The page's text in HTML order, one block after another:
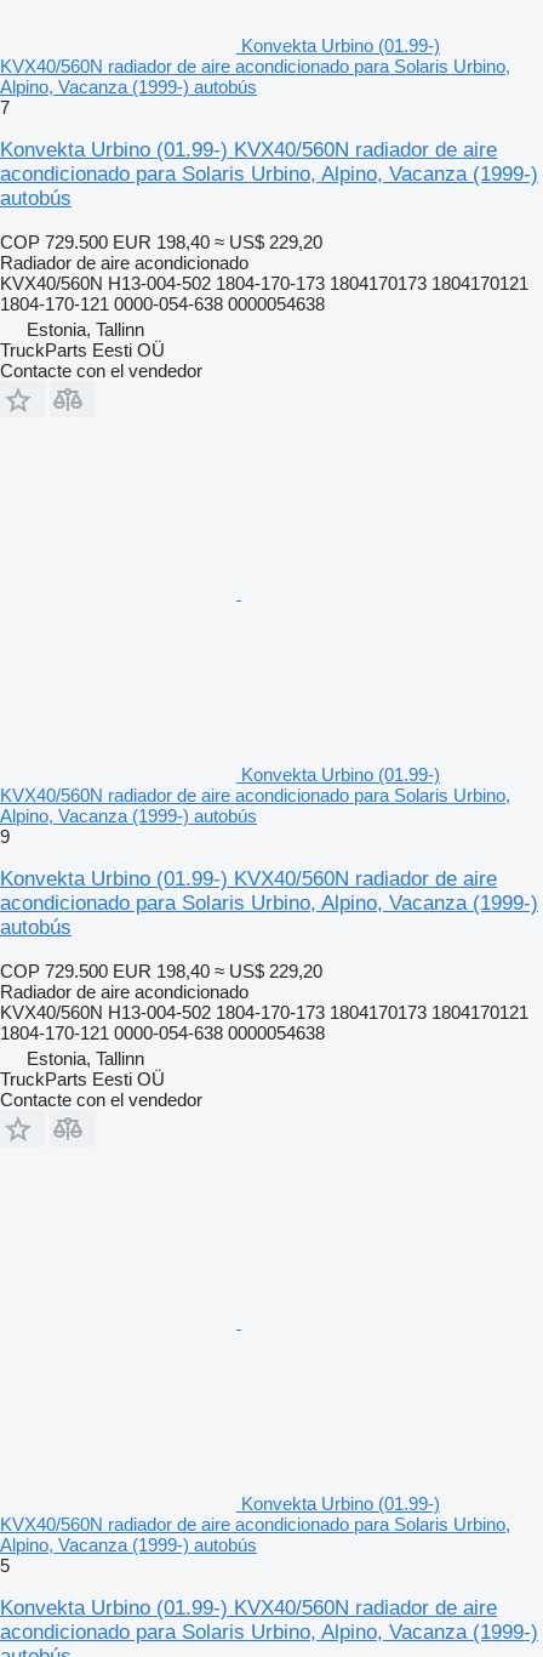
Konvekta Urbino (01.99-)
KVX40/560N radiador de aire acondicionado para Solaris Urbino,
Alpino, Vacanza (1999-) autobús
7
Konvekta Urbino (01.99-) KVX40/560N radiador de aire
acondicionado para Solaris Urbino, Alpino, Vacanza (1999-)
autobús
COP 729.500 EUR 198,40 ≈ US$ 229,20
Radiador de aire acondicionado
KVX40/560N H13-004-502 1804-170-173 1804170173 1804170121
1804-170-121 0000-054-638 0000054638
Estonia, Tallinn
TruckParts Eesti OÜ
Contacte con el vendedor
Konvekta Urbino (01.99-)
KVX40/560N radiador de aire acondicionado para Solaris Urbino,
Alpino, Vacanza (1999-) autobús
9
Konvekta Urbino (01.99-) KVX40/560N radiador de aire
acondicionado para Solaris Urbino, Alpino, Vacanza (1999-)
autobús
COP 729.500 EUR 198,40 ≈ US$ 229,20
Radiador de aire acondicionado
KVX40/560N H13-004-502 1804-170-173 1804170173 1804170121
1804-170-121 0000-054-638 0000054638
Estonia, Tallinn
TruckParts Eesti OÜ
Contacte con el vendedor
Konvekta Urbino (01.99-)
KVX40/560N radiador de aire acondicionado para Solaris Urbino,
Alpino, Vacanza (1999-) autobús
5
Konvekta Urbino (01.99-) KVX40/560N radiador de aire
acondicionado para Solaris Urbino, Alpino, Vacanza (1999-)